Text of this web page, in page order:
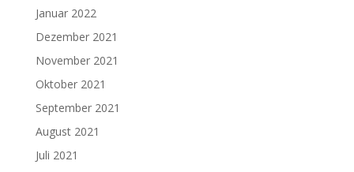
Januar 2022
Dezember 2021
November 2021
Oktober 2021
September 2021
August 2021
Juli 2021